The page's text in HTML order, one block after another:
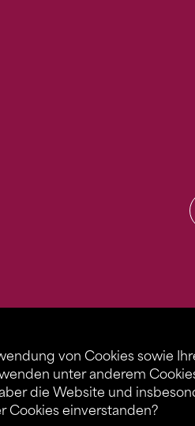
von Cookies sowie
unter anderem
die Website und
Cookies einverstanden?